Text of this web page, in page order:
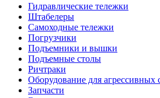
Гидравлические тележки
Штабелеры
Самоходные тележки
Погрузчики
Подъемники и вышки
Подъемные столы
Ричтраки
Оборудование для агрессивных
Запчасти